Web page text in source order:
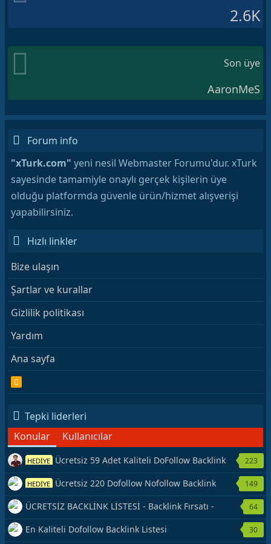
2.6K
Son üye
AaronMeS
Forum info
"xTurk.com" yeni nesil Webmaster Forumu'dur. xTurk
sayesinde tamamiyle onaylı gerçek kişilerin üye
olduğu platformda güvenle ürün/hizmet alışverişi
yapabilirsiniz.
Hızlı linkler
Bize ulaşın
Şartlar ve kurallar
Gizlilik politikası
Yardım
Ana sayfa
S
Tepki liderleri
Konular
Kullanıcılar
HEDİYE Ücretsiz 59 Adet Kaliteli DoFollow Backlink
Kaynağı Veriyorum.
223
HEDİYE Ücretsiz 220 Dofollow Nofollow Backlink
Veriyorum
149
ÜCRETSİZ BACKLİNK LİSTESİ - Backlink Fırsatı -
Hemen Yetiş!
64
En Kaliteli Dofollow Backlink Listesi 30